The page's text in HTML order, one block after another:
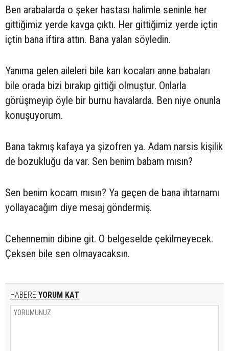
Ben arabalarda o şeker hastası halimle seninle her
gittiğimiz yerde kavga çıktı. Her gittiğimiz yerde içtin
içtin bana iftira attın. Bana yalan söyledin.
Yanıma gelen aileleri bile karı kocaları anne babaları
bile orada bizi bırakıp gittiği olmuştur. Onlarla
görüşmeyip öyle bir burnu havalarda. Ben niye onunla
konuşuyorum.
Bana takmış kafaya ya şizofren ya. Adam narsis kişilik
de bozukluğu da var. Sen benim babam mısın?
Sen benim kocam mısın? Ya geçen de bana ihtarnamı
yollayacağım diye mesaj göndermiş.
Cehennemin dibine git. O belgeselde çekilmeyecek.
Çeksen bile sen olmayacaksın.
HABERE YORUM KAT